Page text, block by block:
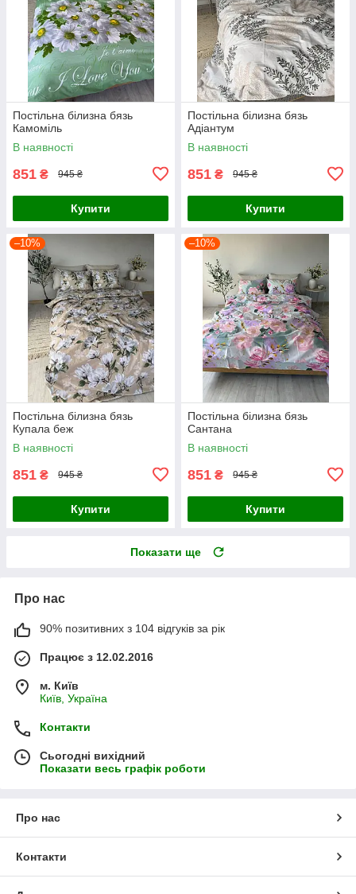
Постільна білизна бязь
Камоміль
В наявності
851 ₴ 945 ₴
Купити
Постільна білизна бязь
Адіантум
В наявності
851 ₴ 945 ₴
Купити
–10%
Постільна білизна бязь
Купала беж
В наявності
851 ₴ 945 ₴
Купити
–10%
Постільна білизна бязь
Сантана
В наявності
851 ₴ 945 ₴
Купити
Показати ще
Про нас
90% позитивних з 104 відгуків за рік
Працює з 12.02.2016
м. Київ
Київ, Україна
Контакти
Сьогодні вихідний
Показати весь графік роботи
Про нас
Контакти